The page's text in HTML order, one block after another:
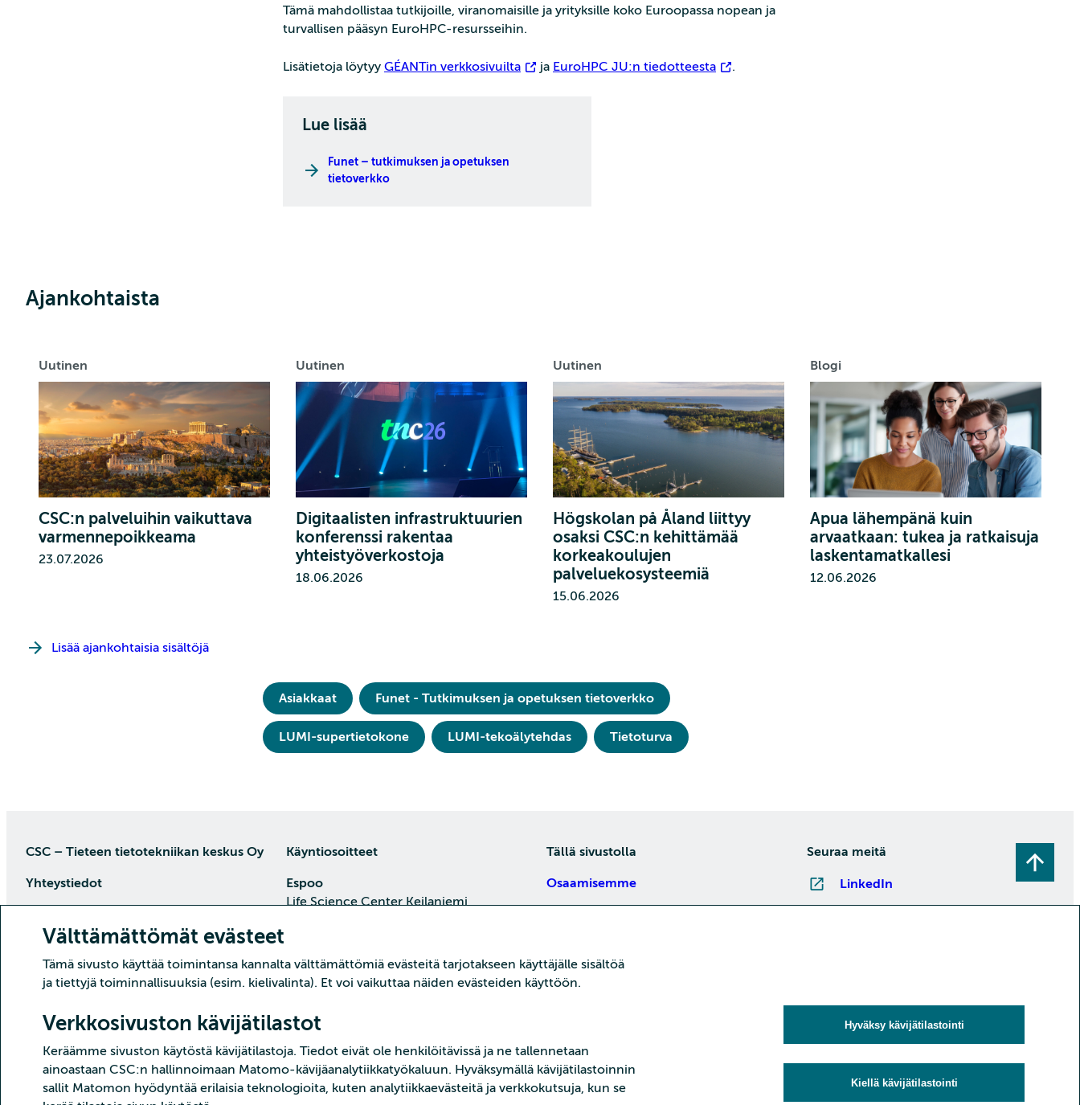
Välttämättömät evästeet
Tämä sivusto käyttää toimintansa kannalta välttämättömiä evästeitä tarjotakseen käyttäjälle sisältöä
ja tiettyjä toiminnallisuuksia (esim. kielivalinta). Et voi vaikuttaa näiden evästeiden käyttöön.
Verkkosivuston kävijätilastot
Keräämme sivuston käytöstä kävijätilastoja. Tiedot eivät ole henkilöitävissä ja ne tallennetaan
ainoastaan CSC:n hallinnoimaan Matomo-kävijäanalytiikkatyökaluun. Hyväksymällä kävijätilastoinnin
sallit Matomon hyödyntää erilaisia teknologioita, kuten analytiikkaevästeitä ja verkkokutsuja, kun se
Hyväksy kävijätilastointi
Kiellä kävijätilastointi
Tämä mahdollistaa tutkijoille, viranomaisille ja yrityksille koko Euroopassa nopean ja
turvallisen pääsyn EuroHPC-resursseihin.
Lisätietoja löytyy GÉANTin verkkosivuilta ja EuroHPC JU:n tiedotteesta .
Lue lisää
Funet – tutkimuksen ja opetuksen
tietoverkko
Ajankohtaista
Uutinen
CSC:n palveluihin vaikuttava
varmennepoikkeama
23.07.2026
Uutinen
Digitaalisten infrastruktuurien
konferenssi rakentaa
yhteistyöverkostoja
18.06.2026
Uutinen
Högskolan på Åland liittyy
osaksi CSC:n kehittämää
korkeakoulujen
palveluekosysteemiä
15.06.2026
Blogi
Apua lähempänä kuin
arvaatkaan: tukea ja ratkaisuja
laskentamatkallesi
12.06.2026
Lisää ajankohtaisia sisältöjä
Asiakkaat Funet - Tutkimuksen ja opetuksen tietoverkko
LUMI-supertietokone LUMI-tekoälytehdas Tietoturva
CSC – Tieteen tietotekniikan keskus Oy
Yhteystiedot
puh. (09) 457 2001 (vaihde)
Asiakaspalvelu
puh. (09) 457 2821
asiakaspalvelu(at)csc.fi
Tarkemmat yhteystiedot
Käyntiosoitteet
Espoo
Life Science Center Keilaniemi,
Datakeskus Kajaani
87100 Kajaani
Saapumisohje
Tällä sivustolla
Osaamisemme
Koulutukset
Seuraa meitä
LinkedIn
Tilaa uutiskirjeitä